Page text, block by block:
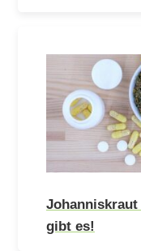
Johanniskraut
gibt es!